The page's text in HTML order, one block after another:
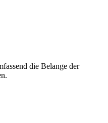
die Belange der